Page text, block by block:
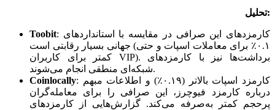
تحلیل:
Toobit: کارمزدهای این صرافی در مقایسه با استانداردهای
جهانی بسیار رقابتی است (۰.۱٪ برای معاملات اسپات و حتی
کمتر برای کاربران VIP). برداشت‌ها نیز با کارمزدهای
شبکه‌ای منطقی انجام می‌شوند.
Coinlocally: کارمزد اسپات بالاتر (۰.۱۹٪) و اطلاعات مبهم
درباره کارمزد فیوچرز، این صرافی را برای معامله‌گران
پرحجم کمتر به‌صرفه می‌کند. گزارش‌هایی از کارمزدهای